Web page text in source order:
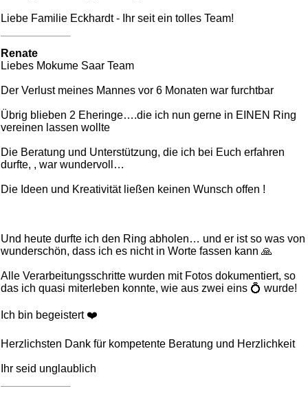
Liebe Familie Eckhardt - Ihr seit ein tolles Team!
Renate
Liebes Mokume Saar Team
Der Verlust meines Mannes vor 6 Monaten war furchtbar
Übrig blieben 2 Eheringe….die ich nun gerne in EINEN Ring
vereinen lassen wollte
Die Beratung und Unterstützung, die ich bei Euch erfahren
durfte, , war wundervoll…
Die Ideen und Kreativität ließen keinen Wunsch offen !
Und heute durfte ich den Ring abholen… und er ist so was von
wunderschön, dass ich es nicht in Worte fassen kann 🙏
Alle Verarbeitungsschritte wurden mit Fotos dokumentiert, so
das ich quasi miterleben konnte, wie aus zwei eins 💍 wurde!
Ich bin begeistert ❤️
Herzlichsten Dank für kompetente Beratung und Herzlichkeit
Ihr seid unglaublich